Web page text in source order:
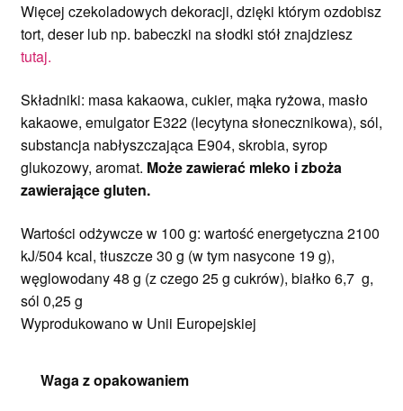
Więcej czekoladowych dekoracji, dzięki którym ozdobisz
tort, deser lub np. babeczki na słodki stół znajdziesz
tutaj.
Składniki: masa kakaowa, cukier, mąka ryżowa, masło
kakaowe, emulgator E322 (lecytyna słonecznikowa), sól,
substancja nabłyszczająca E904, skrobia, syrop
glukozowy, aromat. Może zawierać mleko i zboża
zawierające gluten.
Wartości odżywcze w 100 g: wartość energetyczna 2100
kJ/504 kcal, tłuszcze 30 g (w tym nasycone 19 g),
węglowodany 48 g (z czego 25 g cukrów), białko 6,7 g,
sól 0,25 g
Wyprodukowano w Unii Europejskiej
Waga z opakowaniem